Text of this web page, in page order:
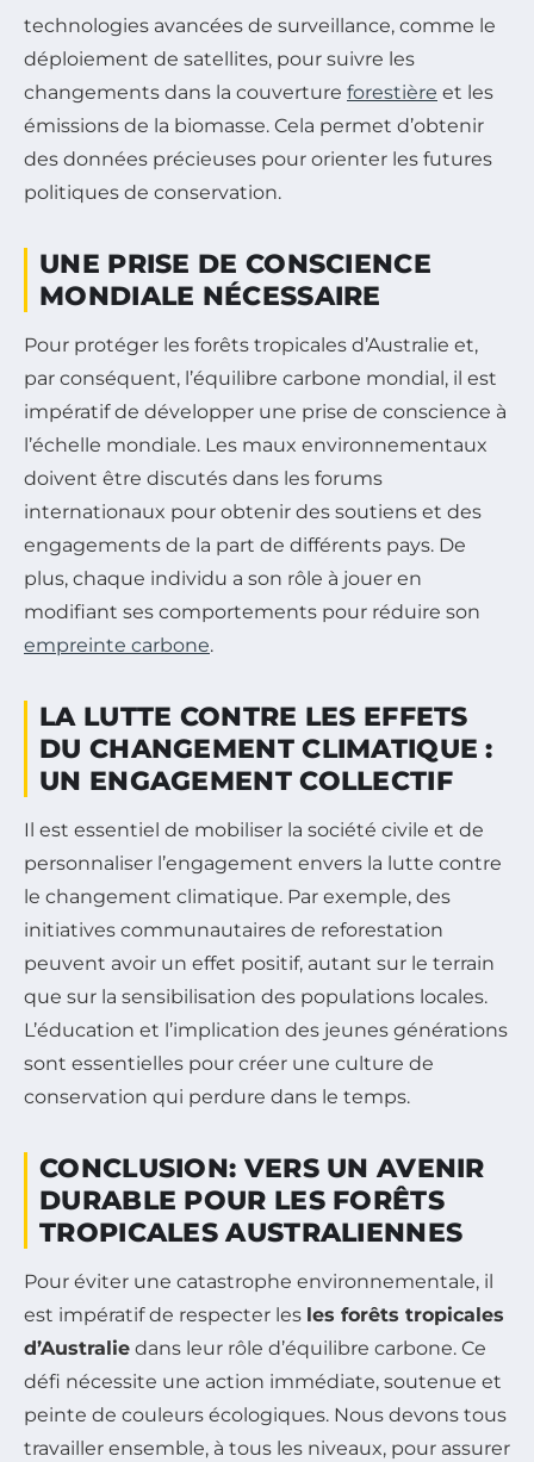
technologies avancées de surveillance, comme le
déploiement de satellites, pour suivre les
changements dans la couverture forestière et les
émissions de la biomasse. Cela permet d’obtenir
des données précieuses pour orienter les futures
politiques de conservation.
UNE PRISE DE CONSCIENCE
MONDIALE NÉCESSAIRE
Pour protéger les forêts tropicales d’Australie et,
par conséquent, l’équilibre carbone mondial, il est
impératif de développer une prise de conscience à
l’échelle mondiale. Les maux environnementaux
doivent être discutés dans les forums
internationaux pour obtenir des soutiens et des
engagements de la part de différents pays. De
plus, chaque individu a son rôle à jouer en
modifiant ses comportements pour réduire son
empreinte carbone.
LA LUTTE CONTRE LES EFFETS
DU CHANGEMENT CLIMATIQUE :
UN ENGAGEMENT COLLECTIF
Il est essentiel de mobiliser la société civile et de
personnaliser l’engagement envers la lutte contre
le changement climatique. Par exemple, des
initiatives communautaires de reforestation
peuvent avoir un effet positif, autant sur le terrain
que sur la sensibilisation des populations locales.
L’éducation et l’implication des jeunes générations
sont essentielles pour créer une culture de
conservation qui perdure dans le temps.
CONCLUSION: VERS UN AVENIR
DURABLE POUR LES FORÊTS
TROPICALES AUSTRALIENNES
Pour éviter une catastrophe environnementale, il
est impératif de respecter les les forêts tropicales
d’Australie dans leur rôle d’équilibre carbone. Ce
défi nécessite une action immédiate, soutenue et
peinte de couleurs écologiques. Nous devons tous
travailler ensemble, à tous les niveaux, pour assurer